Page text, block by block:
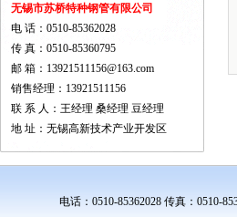
无锡市苏桥特种钢管有限公司
电 话：0510-85362028
传 真：0510-85360795
邮 箱：13921511156@163.com
销售经理：13921511156
联 系 人：王经理 桑经理 豆经理
地 址：无锡高新技术产业开发区
电话：0510-85362028 传真：0510-